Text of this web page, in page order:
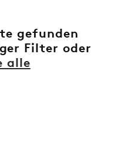
gefunden
Filter oder
alle